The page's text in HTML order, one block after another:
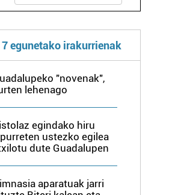
7 egunetako irakurrienak
"novenak",
lehenago
egindako hiru
ustezko egilea
dute Guadalupen
aparatuak jarri